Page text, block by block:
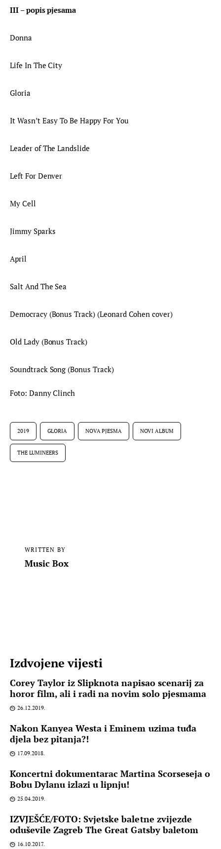
III – popis pjesama
Donna
Life In The City
Gloria
It Wasn’t Easy To Be Happy For You
Leader of The Landslide
Left For Denver
My Cell
Jimmy Sparks
April
Salt And The Sea
Democracy (Bonus Track) (Leonard Cohen cover)
Old Lady (Bonus Track)
Soundtrack Song (Bonus Track)
Foto: Danny Clinch
2019 GLORIA NOVA PJESMA NOVI ALBUM
THE LUMINEERS
WRITTEN BY
Music Box
Izdvojene vijesti
Corey Taylor iz Slipknota napisao scenarij za
horor film, ali i radi na novim solo pjesmama
26.12.2019.
Nakon Kanyea Westa i Eminem uzima tuđa
djela bez pitanja?!
17.09.2018.
Koncertni dokumentarac Martina Scorseseja o
Bobu Dylanu izlazi u lipnju!
25.04.2019.
IZVJEŠĆE/FOTO: Svjetske baletne zvijezde
oduševile Zagreb The Great Gatsby baletom
16.10.2017.